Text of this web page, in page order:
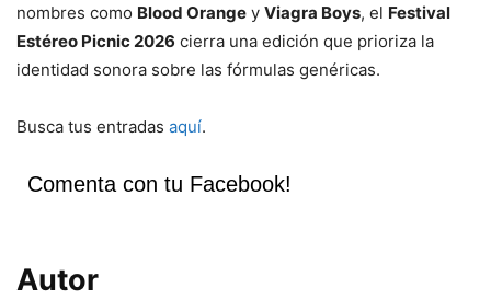
nombres como Blood Orange y Viagra Boys, el Festival
Estéreo Picnic 2026 cierra una edición que prioriza la
identidad sonora sobre las fórmulas genéricas.
Busca tus entradas aquí.
Comenta con tu Facebook!
Autor